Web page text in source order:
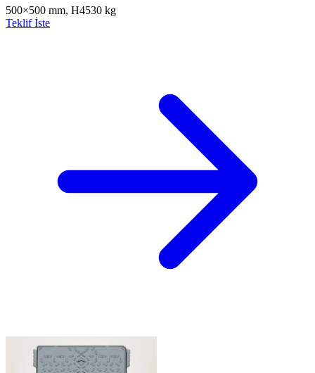
500×500 mm, H4530 kg
Teklif İste